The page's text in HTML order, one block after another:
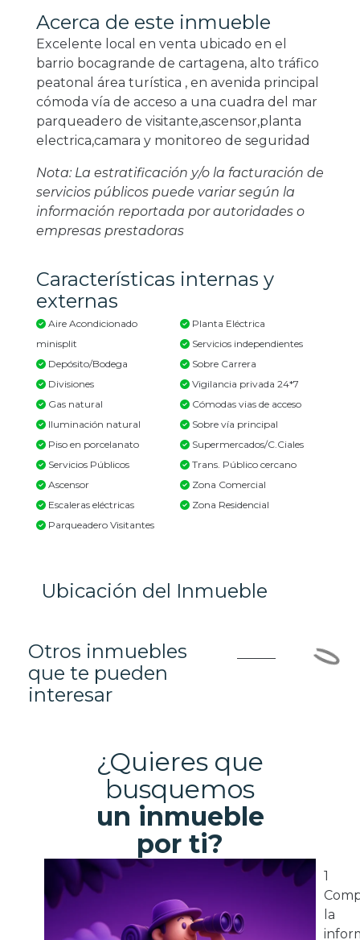
Acerca de este inmueble
Excelente local en venta ubicado en el
barrio bocagrande de cartagena, alto tráfico
peatonal área turística , en avenida principal
cómoda vía de acceso a una cuadra del mar
parqueadero de visitante,ascensor,planta
electrica,camara y monitoreo de seguridad
Nota: La estratificación y/o la facturación de
servicios públicos puede variar según la
información reportada por autoridades o
empresas prestadoras
Características internas y
externas
Aire Acondicionado
minisplit
Depósito/Bodega
Divisiones
Gas natural
Iluminación natural
Piso en porcelanato
Servicios Públicos
Ascensor
Escaleras eléctricas
Parqueadero Visitantes
Planta Eléctrica
Servicios independientes
Sobre Carrera
Vigilancia privada 24*7
Cómodas vias de acceso
Sobre vía principal
Supermercados/C.Ciales
Trans. Público cercano
Zona Comercial
Zona Residencial
Ubicación del Inmueble
Otros inmuebles
que te pueden
interesar
¿Quieres que
busquemos
un inmueble
por ti?
1
la